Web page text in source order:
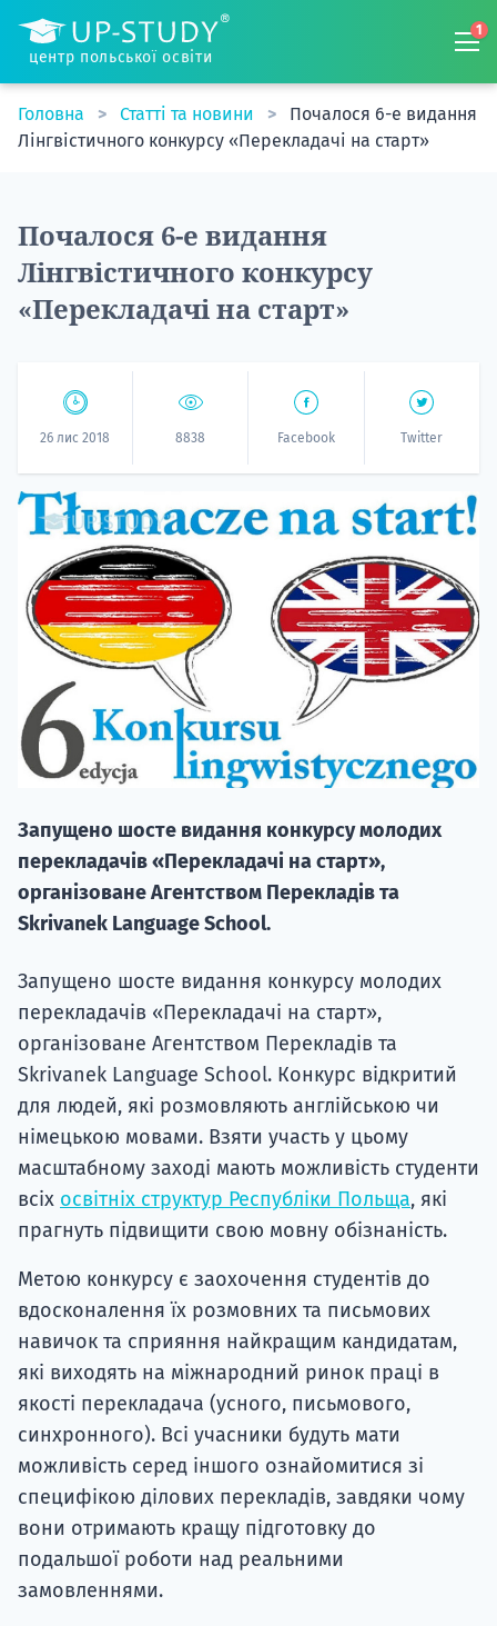
центр польської освіти
1
Головна Статті та новини
Почалося 6-е видання
Лінгвістичного конкурсу «Перекладачі на старт»
Почалося 6-е видання
Лінгвістичного конкурсу
«Перекладачі на старт»
26 лис 2018 8838 Facebook Twitter
Запущено шосте видання конкурсу молодих
перекладачів «Перекладачі на старт»,
організоване Агентством Перекладів та
Skrivanek Language School.
Запущено шосте видання конкурсу молодих
перекладачів «Перекладачі на старт»,
організоване Агентством Перекладів та
Skrivanek Language School. Конкурс відкритий
для людей, які розмовляють англійською чи
німецькою мовами. Взяти участь у цьому
масштабному заході мають можливість студенти
всіх освітніх структур Республіки Польща, які
прагнуть підвищити свою мовну обізнаність.
Метою конкурсу є заохочення студентів до
вдосконалення їх розмовних та письмових
навичок та сприяння найкращим кандидатам,
які виходять на міжнародний ринок праці в
якості перекладача (усного, письмового,
синхронного). Всі учасники будуть мати
можливість серед іншого ознайомитися зі
специфікою ділових перекладів, завдяки чому
вони отримають кращу підготовку до
подальшої роботи над реальними
замовленнями.